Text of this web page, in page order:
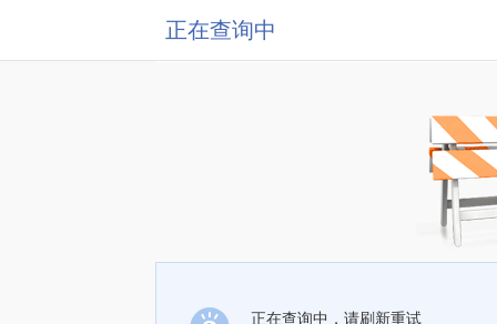
正在查询中
正在查询中，请刷新重试